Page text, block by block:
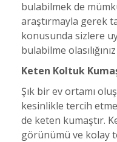
bulabilmek de
araştırmayla gerek
konusunda sizlere
bulabilme
Keten Koltuk
Şık bir ev ortamı
kesinlikle tercih
de keten kumaştır.
görünümü ve kolay